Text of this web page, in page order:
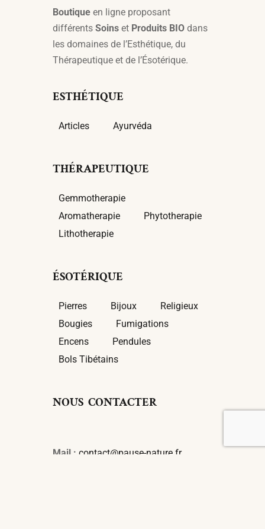
Boutique en ligne proposant
différents Soins et Produits BIO dans
les domaines de l’Esthétique, du
Thérapeutique et de l’Ésotérique.
ESTHÉTIQUE
Articles Ayurvéda
THÉRAPEUTIQUE
Gemmotherapie
Aromatherapie
Phytotherapie
Lithotherapie
ÉSOTÉRIQUE
Pierres Bijoux
Religieux
Bougies
Fumigations
Encens
Pendules
Bols Tibétains
NOUS CONTACTER
Mail : contact@pause-nature.fr